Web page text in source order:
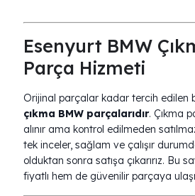
Esenyurt BMW
Parça Hizmeti
Orijinal parçalar kadar tercih edilen
çıkma BMW parçalarıdır. Çıkma
alınır ama kontrol edilmeden
tek inceler, sağlam ve çalışır
olduktan sonra satışa çıkarırız. Bu
fiyatlı hem de güvenilir parçaya